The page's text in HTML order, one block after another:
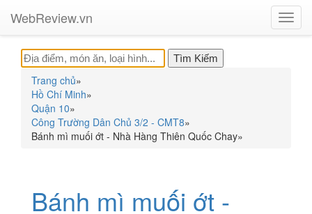
WebReview.vn
Trang chủ»
Hồ Chí Minh»
Quận 10»
Công Trường Dân Chủ 3/2 - CMT8»
Bánh mì muối ớt - Nhà Hàng Thiên Quốc Chay»
Bánh mì muối ớt -